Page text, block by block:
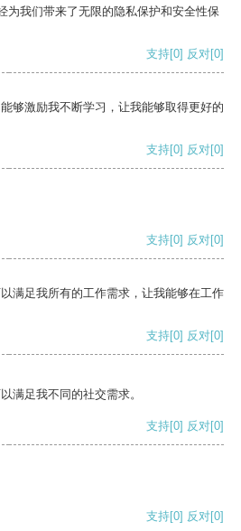
为我们带来了无限的隐私保护和安全性保
支持[0] 反对[0]
够激励我不断学习，让我能够取得更好的
支持[0] 反对[0]
支持[0] 反对[0]
满足我所有的工作需求，让我能够在工作
支持[0] 反对[0]
满足我不同的社交需求。
支持[0] 反对[0]
支持[0] 反对[0]